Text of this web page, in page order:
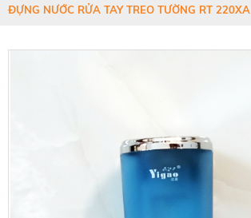
ĐỰNG NƯỚC RỬA TAY TREO TƯỜNG RT 220XA